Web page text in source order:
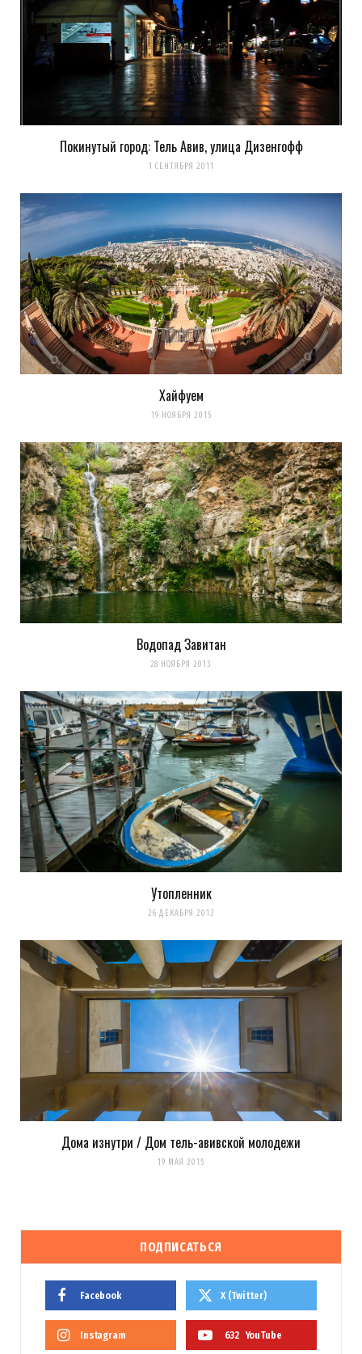
Покинутый город: Тель Авив, улица Дизенгофф
1 СЕНТЯБРЯ 2011
Хайфуем
19 НОЯБРЯ 2015
Водопад Завитан
28 НОЯБРЯ 2013
Утопленник
26 ДЕКАБРЯ 2013
Дома изнутри / Дом тель-авивской молодежи
19 МАЯ 2015
ПОДПИСАТЬСЯ
Facebook X (Twitter)
Instagram 632 YouTube